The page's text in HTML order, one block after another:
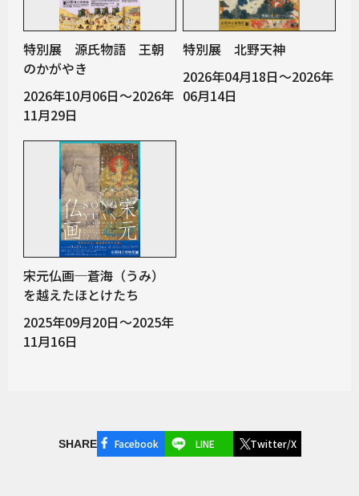
特別展 源氏物語 王朝
のかがやき
2026年10月06日～2026年
11月29日
特別展 北野天神
2026年04月18日～2026年
06月14日
宋元仏画─蒼海（うみ）
を越えたほとけたち
2025年09月20日～2025年
11月16日
SHARE Facebook LINE Twitter/X